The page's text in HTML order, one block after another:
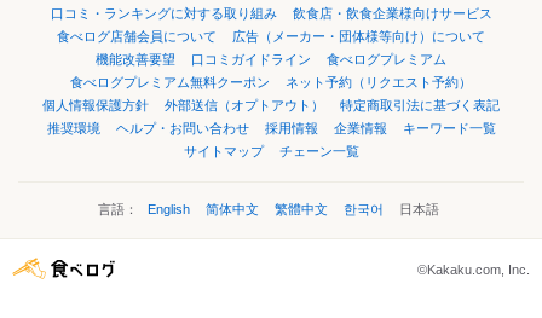
口コミ・ランキングに対する取り組み
飲食店・飲食企業様向けサービス
食べログ店舗会員について
広告（メーカー・団体様等向け）について
機能改善要望
口コミガイドライン
食べログプレミアム
食べログプレミアム無料クーポン
ネット予約（リクエスト予約）
個人情報保護方針
外部送信（オプトアウト）
特定商取引法に基づく表記
推奨環境
ヘルプ・お問い合わせ 採用情報 企業情報
キーワード一覧
サイトマップ
チェーン一覧
言語： English 简体中文 繁體中文 한국어 日本語
©Kakaku.com, Inc.